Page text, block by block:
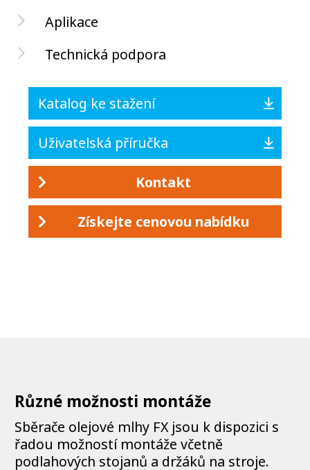
Aplikace
Technická podpora
Katalog ke stažení
Uživatelská příručka
Kontakt
Získejte cenovou nabídku
Různé možnosti montáže
Sběrače olejové mlhy FX jsou k dispozici s
řadou možností montáže včetně
podlahových stojanů a držáků na stroje.